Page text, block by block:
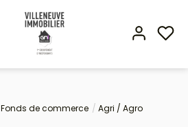
Fonds de commerce Agri / Agro